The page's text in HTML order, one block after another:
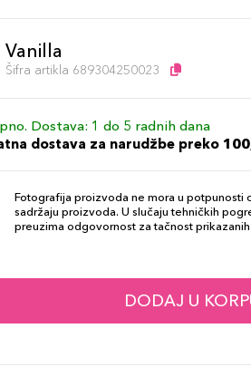
Vanilla
Šifra artikla 689304250023
Dostava: 1 do 5 radnih dana
dostava za narudžbe preko
Fotografija proizvoda ne mora u potpunosti
sadržaju proizvoda. U slučaju tehničkih
preuzima odgovornost za tačnost
DODAJ U